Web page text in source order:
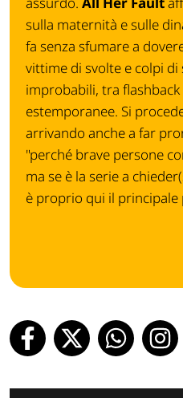
sulla maternità e sulle
fa senza sfumare a
vittime di svolte e colpi di
improbabili, tra
estemporanee. Si
arrivando anche a far
"perché brave persone
ma se è la serie a
è proprio qui il principale